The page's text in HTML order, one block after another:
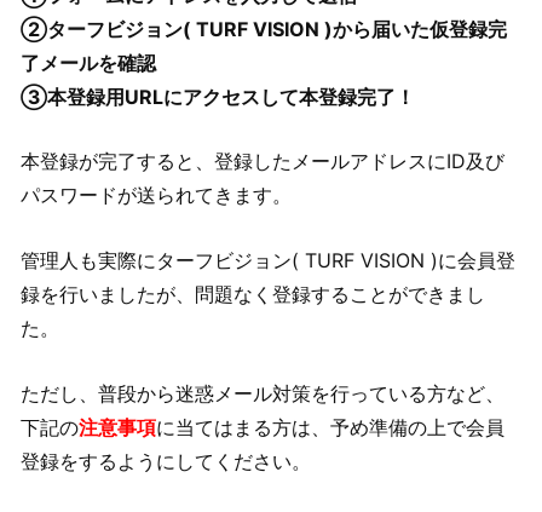
②ターフビジョン( TURF VISION )から届いた仮登録完
了メールを確認
③本登録用URLにアクセスして本登録完了！
本登録が完了すると、登録したメールアドレスにID及び
パスワードが送られてきます。
管理人も実際にターフビジョン( TURF VISION )に会員登
録を行いましたが、問題なく登録することができまし
た。
ただし、普段から迷惑メール対策を行っている方など、
下記の注意事項に当てはまる方は、予め準備の上で会員
登録をするようにしてください。